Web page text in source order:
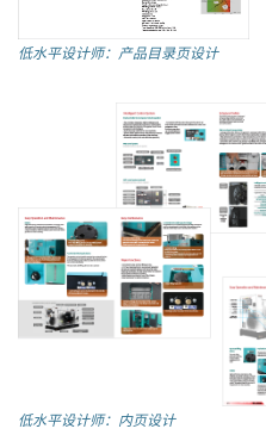
低水平设计师：产品目录页设计
低水平设计师：内页设计